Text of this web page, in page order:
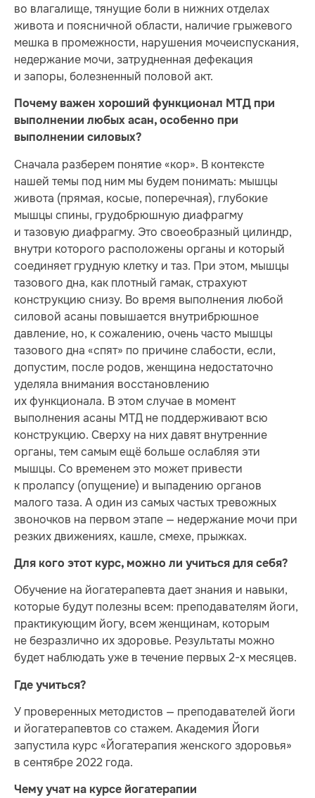
во влагалище, тянущие боли в нижних отделах
живота и поясничной области, наличие грыжевого
мешка в промежности, нарушения мочеиспускания,
недержание мочи, затрудненная дефекация
и запоры, болезненный половой акт.
Почему важен хороший функционал МТД при
выполнении любых асан, особенно при
выполнении силовых?
Сначала разберем понятие «кор». В контексте
нашей темы под ним мы будем понимать: мышцы
живота (прямая, косые, поперечная), глубокие
мышцы спины, грудобрюшную диафрагму
и тазовую диафрагму. Это своеобразный цилиндр,
внутри которого расположены органы и который
соединяет грудную клетку и таз. При этом, мышцы
тазового дна, как плотный гамак, страхуют
конструкцию снизу. Во время выполнения любой
силовой асаны повышается внутрибрюшное
давление, но, к сожалению, очень часто мышцы
тазового дна «спят» по причине слабости, если,
допустим, после родов, женщина недостаточно
уделяла внимания восстановлению
их функционала. В этом случае в момент
выполнения асаны МТД не поддерживают всю
конструкцию. Сверху на них давят внутренние
органы, тем самым ещё больше ослабляя эти
мышцы. Со временем это может привести
к пролапсу (опущение) и выпадению органов
малого таза. А один из самых частых тревожных
звоночков на первом этапе — недержание мочи при
резких движениях, кашле, смехе, прыжках.
Для кого этот курс, можно ли учиться для себя?
Обучение на йогатерапевта дает знания и навыки,
которые будут полезны всем: преподавателям йоги,
практикующим йогу, всем женщинам, которым
не безразлично их здоровье. Результаты можно
будет наблюдать уже в течение первых 2-х месяцев.
Где учиться?
У проверенных методистов — преподавателей йоги
и йогатерапевтов со стажем. Академия Йоги
запустила курс «Йогатерапия женского здоровья»
в сентябре 2022 года.
Чему учат на курсе йогатерапии